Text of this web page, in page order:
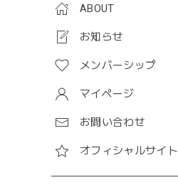
ABOUT
お知らせ
メンバーシップ
マイページ
お問い合わせ
オフィシャルサイト